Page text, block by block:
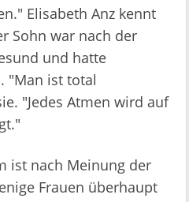
Elisabeth Anz kennt
Sohn war nach der
und hatte
"Man ist total
"Jedes Atmen wird auf
ist nach Meinung der
Frauen überhaupt